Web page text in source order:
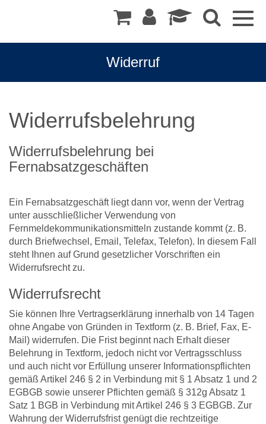
Widerruf
Widerrufsbelehrung
Widerrufsbelehrung bei
Fernabsatzgeschäften
Ein Fernabsatzgeschäft liegt dann vor, wenn der Vertrag
unter ausschließlicher Verwendung von
Fernmeldekommunikationsmitteln zustande kommt (z. B.
durch Briefwechsel, Email, Telefax, Telefon). In diesem Fall
steht Ihnen auf Grund gesetzlicher Vorschriften ein
Widerrufsrecht zu.
Widerrufsrecht
Sie können Ihre Vertragserklärung innerhalb von 14 Tagen
ohne Angabe von Gründen in Textform (z. B. Brief, Fax, E-
Mail) widerrufen. Die Frist beginnt nach Erhalt dieser
Belehrung in Textform, jedoch nicht vor Vertragsschluss
und auch nicht vor Erfüllung unserer Informationspflichten
gemäß Artikel 246 § 2 in Verbindung mit § 1 Absatz 1 und 2
EGBGB sowie unserer Pflichten gemäß § 312g Absatz 1
Satz 1 BGB in Verbindung mit Artikel 246 § 3 EGBGB. Zur
Wahrung der Widerrufsfrist genügt die rechtzeitige